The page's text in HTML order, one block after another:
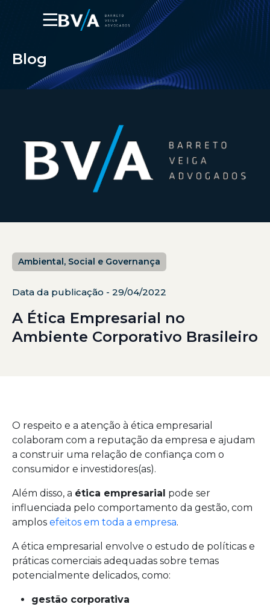
☰
Blog
Ambiental, Social e Governança
Data da publicação - 29/04/2022
A Ética Empresarial no
Ambiente Corporativo Brasileiro
O respeito e a atenção à ética empresarial
colaboram com a reputação da empresa e ajudam
a construir uma relação de confiança com o
consumidor e investidores(as).
Além disso, a ética empresarial pode ser
influenciada pelo comportamento da gestão, com
amplos efeitos em toda a empresa.
A ética empresarial envolve o estudo de políticas e
práticas comerciais adequadas sobre temas
potencialmente delicados, como:
gestão corporativa